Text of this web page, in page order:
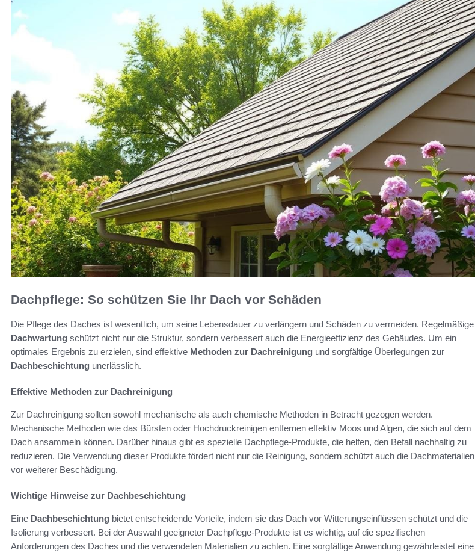
Dachpflege: So schützen Sie Ihr Dach vor Schäden
Die Pflege des Daches ist wesentlich, um seine Lebensdauer zu verlängern und Schäden zu vermeiden. Regelmäßige
Dachwartung schützt nicht nur die Struktur, sondern verbessert auch die Energieeffizienz des Gebäudes. Um ein
optimales Ergebnis zu erzielen, sind effektive Methoden zur Dachreinigung und sorgfältige Überlegungen zur
Dachbeschichtung unerlässlich.
Effektive Methoden zur Dachreinigung
Zur Dachreinigung sollten sowohl mechanische als auch chemische Methoden in Betracht gezogen werden.
Mechanische Methoden wie das Bürsten oder Hochdruckreinigen entfernen effektiv Moos und Algen, die sich auf dem
Dach ansammeln können. Darüber hinaus gibt es spezielle Dachpflege-Produkte, die helfen, den Befall nachhaltig zu
reduzieren. Die Verwendung dieser Produkte fördert nicht nur die Reinigung, sondern schützt auch die Dachmaterialien
vor weiterer Beschädigung.
Wichtige Hinweise zur Dachbeschichtung
Eine Dachbeschichtung bietet entscheidende Vorteile, indem sie das Dach vor Witterungseinflüssen schützt und die
Isolierung verbessert. Bei der Auswahl geeigneter Dachpflege-Produkte ist es wichtig, auf die spezifischen
Anforderungen des Daches und die verwendeten Materialien zu achten. Eine sorgfältige Anwendung gewährleistet eine